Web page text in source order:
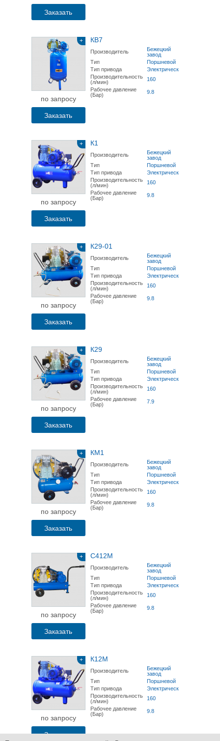
Заказать
+
по запросу
Заказать
КВ7
Производитель
Бежецкий
завод
Тип
Поршневой
Тип привода
Электрический
Производительность
(л/мин)
160
Рабочее давление
(Бар)
9.8
+
по запросу
Заказать
К1
Производитель
Бежецкий
завод
Тип
Поршневой
Тип привода
Электрический
Производительность
(л/мин)
160
Рабочее давление
(Бар)
9.8
+
по запросу
Заказать
К29-01
Производитель
Бежецкий
завод
Тип
Поршневой
Тип привода
Электрический
Производительность
(л/мин)
160
Рабочее давление
(Бар)
9.8
+
по запросу
Заказать
К29
Производитель
Бежецкий
завод
Тип
Поршневой
Тип привода
Электрический
Производительность
(л/мин)
160
Рабочее давление
(Бар)
7.9
+
по запросу
Заказать
КМ1
Производитель
Бежецкий
завод
Тип
Поршневой
Тип привода
Электрический
Производительность
(л/мин)
160
Рабочее давление
(Бар)
9.8
+
по запросу
Заказать
C412М
Производитель
Бежецкий
завод
Тип
Поршневой
Тип привода
Электрический
Производительность
(л/мин)
160
Рабочее давление
(Бар)
9.8
+
по запросу
Заказать
К12М
Производитель
Бежецкий
завод
Тип
Поршневой
Тип привода
Электрический
Производительность
(л/мин)
160
Рабочее давление
(Бар)
9.8